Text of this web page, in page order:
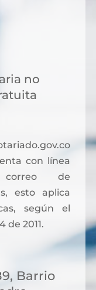
no
con línea
de
esto aplica
según el
de 2011.
Barrio